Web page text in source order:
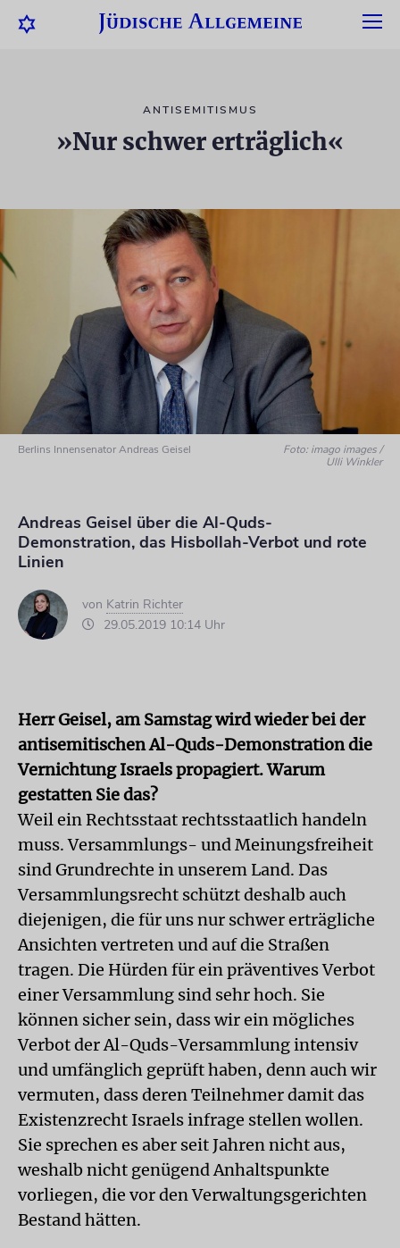
ANTISEMITISMUS
»Nur schwer erträglich«
Berlins Innensenator Andreas Geisel
Foto: imago images /
Ulli Winkler
Andreas Geisel über die Al-Quds-
Demonstration, das Hisbollah-Verbot und rote
Linien
von Katrin Richter
29.05.2019 10:14 Uhr
Herr Geisel, am Samstag wird wieder bei der
antisemitischen Al-Quds-Demonstration die
Vernichtung Israels propagiert. Warum
gestatten Sie das?
Weil ein Rechtsstaat rechtsstaatlich handeln
muss. Versammlungs- und Meinungsfreiheit
sind Grundrechte in unserem Land. Das
Versammlungsrecht schützt deshalb auch
diejenigen, die für uns nur schwer erträgliche
Ansichten vertreten und auf die Straßen
tragen. Die Hürden für ein präventives Verbot
einer Versammlung sind sehr hoch. Sie
können sicher sein, dass wir ein mögliches
Verbot der Al-Quds-Versammlung intensiv
und umfänglich geprüft haben, denn auch wir
vermuten, dass deren Teilnehmer damit das
Existenzrecht Israels infrage stellen wollen.
Sie sprechen es aber seit Jahren nicht aus,
weshalb nicht genügend Anhaltspunkte
vorliegen, die vor den Verwaltungsgerichten
Bestand hätten.